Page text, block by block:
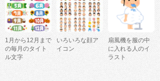
1月から12月まで
の毎月のタイト
ル文字
いろいろな顔ア
イコン
扇風機を服の中
に入れる人のイ
ラスト